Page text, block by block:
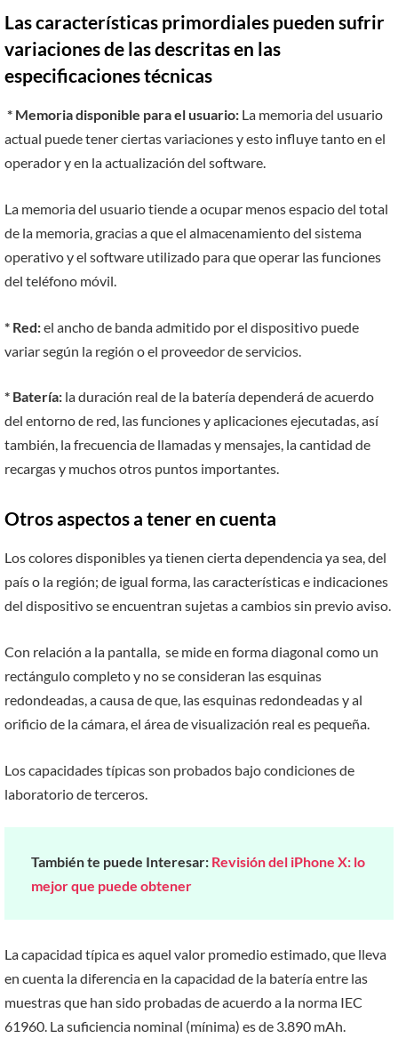
Las características primordiales pueden sufrir
variaciones de las descritas en las
especificaciones técnicas
* Memoria disponible para el usuario: La memoria del usuario
actual puede tener ciertas variaciones y esto influye tanto en el
operador y en la actualización del software.
La memoria del usuario tiende a ocupar menos espacio del total
de la memoria, gracias a que el almacenamiento del sistema
operativo y el software utilizado para que operar las funciones
del teléfono móvil.
* Red:el ancho de banda admitido por el dispositivo puede
variar según la región o el proveedor de servicios.
* Batería: la duración real de la batería dependerá de acuerdo
del entorno de red, las funciones y aplicaciones ejecutadas, así
también, la frecuencia de llamadas y mensajes, la cantidad de
recargas y muchos otros puntos importantes.
Otros aspectos a tener en cuenta
Los colores disponibles ya tienen cierta dependencia ya sea, del
país o la región; de igual forma, las características e indicaciones
del dispositivo se encuentran sujetas a cambios sin previo aviso.
Con relación a la pantalla, se mide en forma diagonal como un
rectángulo completo y no se consideran las esquinas
redondeadas, a causa de que, las esquinas redondeadas y al
orificio de la cámara, el área de visualización real es pequeña.
Los capacidades típicas son probados bajo condiciones de
laboratorio de terceros.
También te puede Interesar: Revisión del iPhone X: lo
mejor que puede obtener
La capacidad típica es aquel valor promedio estimado, que lleva
en cuenta la diferencia en la capacidad de la batería entre las
muestras que han sido probadas de acuerdo a la norma IEC
61960. La suficiencia nominal (mínima) es de 3.890 mAh.